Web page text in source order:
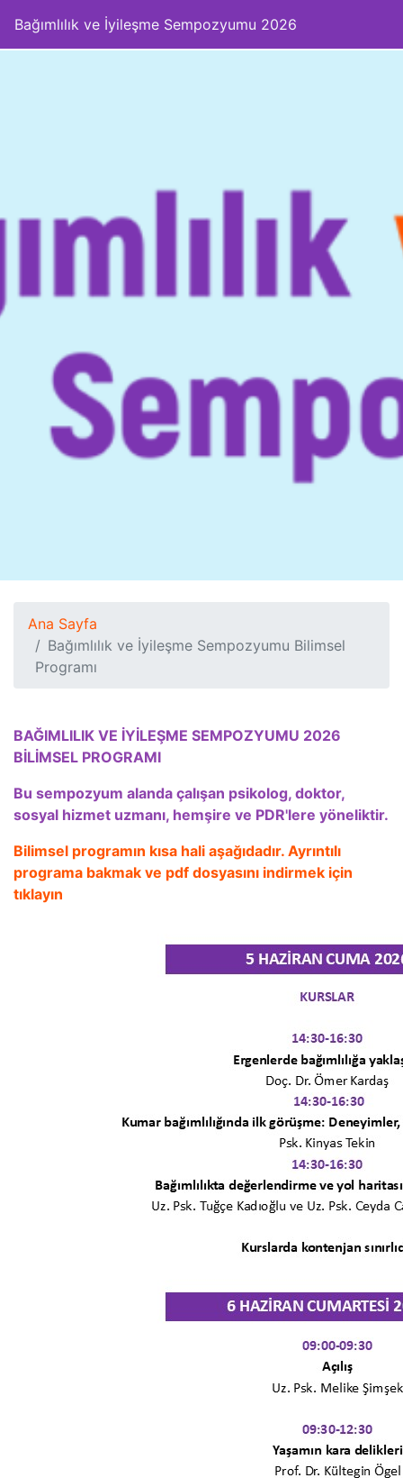
Bağımlılık ve İyileşme Sempozyumu 2026
Ana Sayfa
Bağımlılık ve İyileşme Sempozyumu Bilimsel
Programı
BAĞIMLILIK VE İYİLEŞME SEMPOZYUMU 2026
BİLİMSEL PROGRAMI
Bu sempozyum alanda çalışan psikolog, doktor,
sosyal hizmet uzmanı, hemşire ve PDR'lere yöneliktir.
Bilimsel programın kısa hali aşağıdadır. Ayrıntılı
programa bakmak ve pdf dosyasını indirmek için
tıklayın